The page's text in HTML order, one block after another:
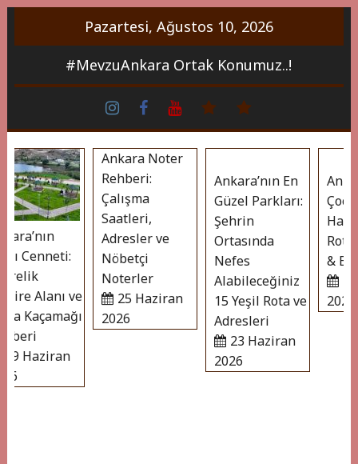
Pazartesi, Ağustos 10, 2026
#MevzuAnkara Ortak Konumuz..!
ins face Youtubewhatsapp
Cenneti:
Alanı ve
Kaçamağı
Haziran
Ankara Noter
Rehberi:
Çalışma
Saatleri,
Adresler ve
Nöbetçi
Noterler
25 Haziran
2026
Ankara’nın En
Güzel Parkları:
Şehrin
Ortasında
Nefes
Alabileceğiniz
15 Yeşil Rota ve
Adresleri
23 Haziran
2026
Hafta
&
23
2026